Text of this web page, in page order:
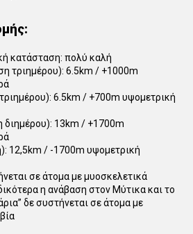
κατάσταση: πολύ καλή
τριημέρου): 6.5km / +1000m
6.5km / +700m υψομετρική
διημέρου): 13km / +1700m
12,5km / -1700m υψομετρική
σε άτομα με μυοσκελετικά
η ανάβαση στον Μύτικα και το
δε συστήνεται σε άτομα με